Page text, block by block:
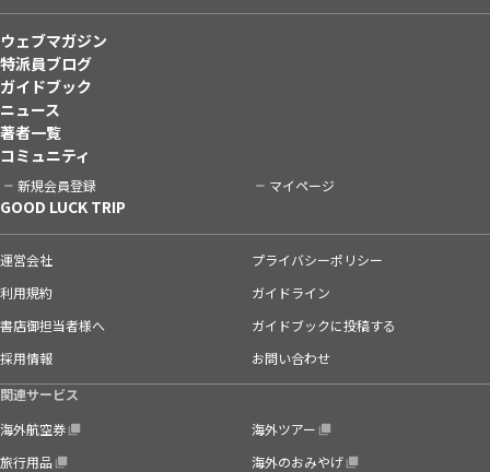
ウェブマガジン
特派員ブログ
ガイドブック
ニュース
著者一覧
コミュニティ
新規会員登録 マイページ
GOOD LUCK TRIP
運営会社
プライバシーポリシー
利用規約
ガイドライン
書店御担当者様へ
ガイドブックに投稿する
採用情報
お問い合わせ
関連サービス
海外航空券
海外ツアー
旅行用品
海外のおみやげ